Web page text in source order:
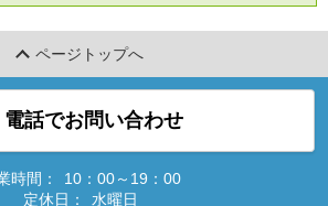
ページトップへ
電話でお問い合わせ
時間：
10：00～19：00
定休日：
水曜日